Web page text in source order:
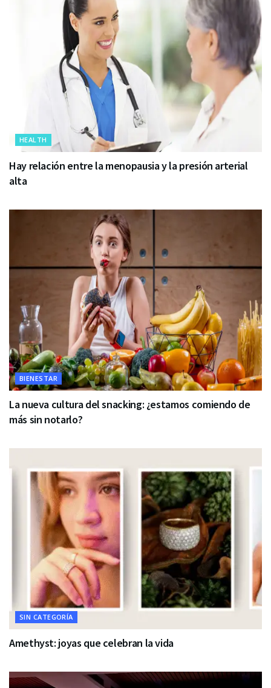
HEALTH
Hay relación entre la menopausia y la presión arterial
alta
BIENESTAR
La nueva cultura del snacking: ¿estamos comiendo de
más sin notarlo?
SIN CATEGORÍA
Amethyst: joyas que celebran la vida